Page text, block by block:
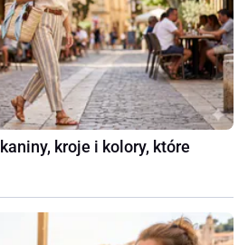
kroje i kolory, które